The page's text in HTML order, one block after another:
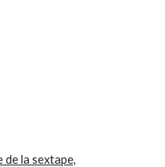
la sextape,